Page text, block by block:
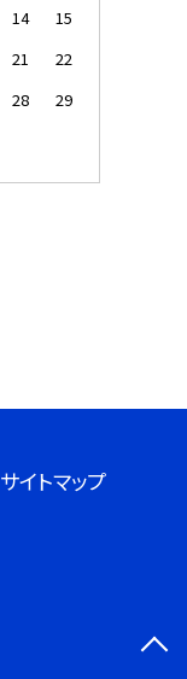
14
15
21
22
28
29
サイトマップ